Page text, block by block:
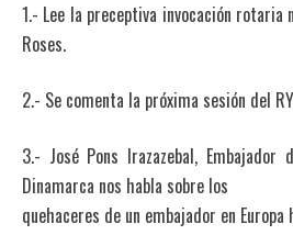
1.- Lee la preceptiva invocación rotaria
Roses.
2.- Se comenta la próxima sesión del
3.- José Pons Irazazebal, Embajador
Dinamarca nos habla sobre los
quehaceres de un embajador en Europa